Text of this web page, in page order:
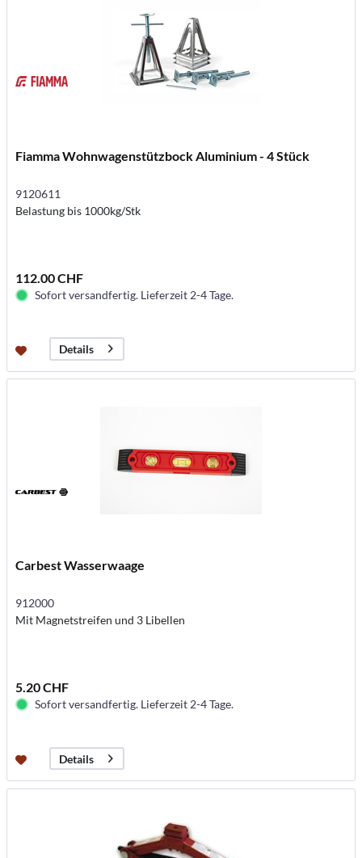
Fiamma Wohnwagenstützbock Aluminium - 4 Stück
9120611
Belastung bis 1000kg/Stk
112.00 CHF
Sofort versandfertig. Lieferzeit 2-4 Tage.
Details
Carbest Wasserwaage
912000
Mit Magnetstreifen und 3 Libellen
5.20 CHF
Sofort versandfertig. Lieferzeit 2-4 Tage.
Details